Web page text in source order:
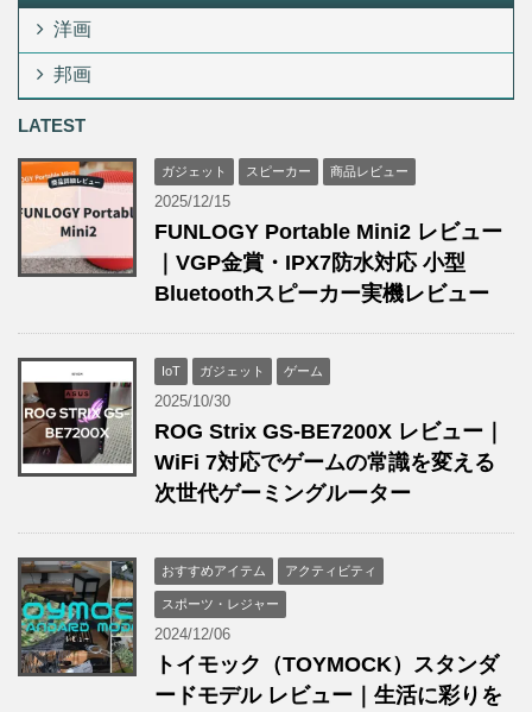
洋画
邦画
LATEST
ガジェット スピーカー 商品レビュー
2025/12/15
FUNLOGY Portable Mini2 レビュー
｜VGP金賞・IPX7防水対応 小型
Bluetoothスピーカー実機レビュー
IoT ガジェット ゲーム
2025/10/30
ROG Strix GS-BE7200X レビュー｜
WiFi 7対応でゲームの常識を変える
次世代ゲーミングルーター
おすすめアイテム アクティビティ
スポーツ・レジャー
2024/12/06
トイモック（TOYMOCK）スタンダ
ードモデル レビュー｜生活に彩りを